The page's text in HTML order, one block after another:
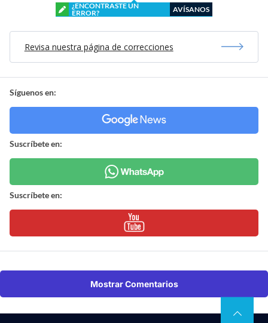
¿ENCONTRASTE UN
ERROR?
AVÍSANOS
Revisa nuestra página de correcciones
Síguenos en:
Suscríbete en:
Suscríbete en:
Mostrar Comentarios